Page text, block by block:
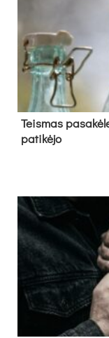
Teis­mas
pa­ti­kė­jo